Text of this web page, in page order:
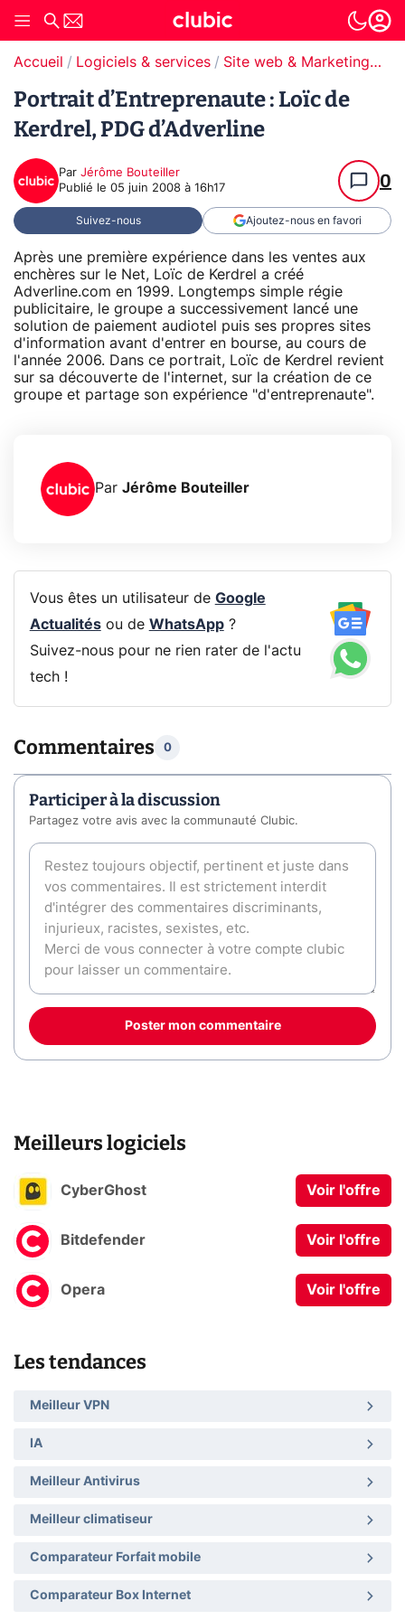
Accueil Logiciels & services Site web & Marketing Digital
Portrait d’Entreprenaute : Loïc de
Kerdrel, PDG d’Adverline
Par Jérôme Bouteiller
Publié le 05 juin 2008 à 16h17 0
Suivez-nous Ajoutez-nous en favori
Après une première expérience dans les ventes aux
enchères sur le Net, Loïc de Kerdrel a créé
Adverline.com en 1999. Longtemps simple régie
publicitaire, le groupe a successivement lancé une
solution de paiement audiotel puis ses propres sites
d'information avant d'entrer en bourse, au cours de
l'année 2006. Dans ce portrait, Loïc de Kerdrel revient
sur sa découverte de l'internet, sur la création de ce
groupe et partage son expérience "d'entreprenaute".
Par Jérôme Bouteiller
Vous êtes un utilisateur de Google
Actualitésou de WhatsApp?
Suivez-nous pour ne rien rater de l'actu
tech !
Commentaires 0
Participer à la discussion
Partagez votre avis avec la communauté Clubic.
Poster mon commentaire
Meilleurs logiciels
CyberGhost Voir l'offre
Bitdefender Voir l'offre
Opera Voir l'offre
Les tendances
Meilleur VPN
IA
Meilleur Antivirus
Meilleur climatiseur
Comparateur Forfait mobile
Comparateur Box Internet